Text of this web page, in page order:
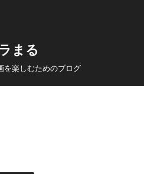
まる
を楽しむためのブログ